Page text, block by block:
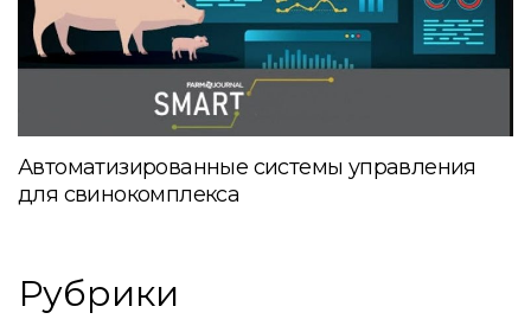
Автоматизированные системы управления
для свинокомплекса
Рубрики